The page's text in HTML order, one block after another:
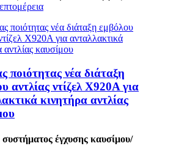
ποιότητας νέα διάταξη
αντλίας ντίζελ X920A για
κινητήρα αντλίας
έγχυσης καυσίμου/